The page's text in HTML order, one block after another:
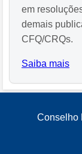
em
demais
CFQ/CRQs.
Saiba mais
Conselho